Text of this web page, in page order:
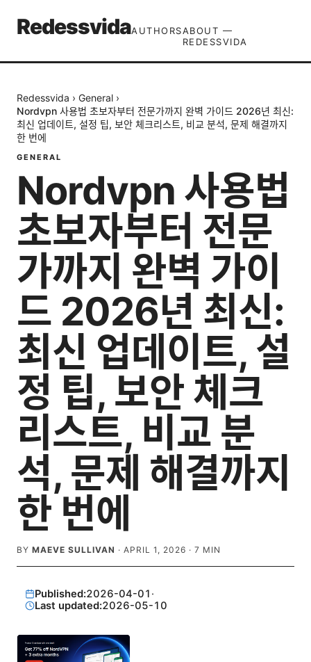
RedessvidaAUTHORSABOUT —
REDESSVIDA
Redessvida › General ›
Nordvpn 사용법 초보자부터 전문가까지 완벽 가이드 2026년 최신:
최신 업데이트, 설정 팁, 보안 체크리스트, 비교 분석, 문제 해결까지
한 번에
GENERAL
Nordvpn 사용법
초보자부터 전문
가까지 완벽 가이
드 2026년 최신:
최신 업데이트, 설
정 팁, 보안 체크
리스트, 비교 분
석, 문제 해결까지
한 번에
BY MAEVE SULLIVAN · APRIL 1, 2026 · 7 MIN
Published:2026-04-01 ·
Last updated:2026-05-10